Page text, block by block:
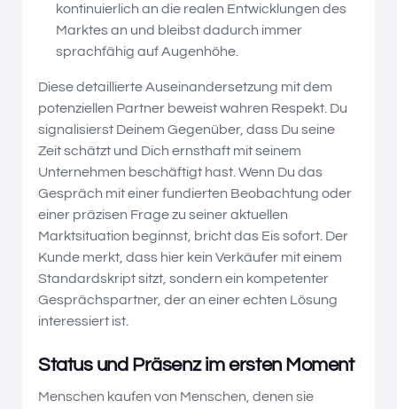
kontinuierlich an die realen Entwicklungen des
Marktes an und bleibst dadurch immer
sprachfähig auf Augenhöhe.
Diese detaillierte Auseinandersetzung mit dem
potenziellen Partner beweist wahren Respekt. Du
signalisierst Deinem Gegenüber, dass Du seine
Zeit schätzt und Dich ernsthaft mit seinem
Unternehmen beschäftigt hast. Wenn Du das
Gespräch mit einer fundierten Beobachtung oder
einer präzisen Frage zu seiner aktuellen
Marktsituation beginnst, bricht das Eis sofort. Der
Kunde merkt, dass hier kein Verkäufer mit einem
Standardskript sitzt, sondern ein kompetenter
Gesprächspartner, der an einer echten Lösung
interessiert ist.
Status und Präsenz im ersten Moment
Menschen kaufen von Menschen, denen sie